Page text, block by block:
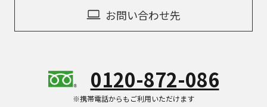
お問い合わせ先
0120-872-086
※携帯電話からもご利用いただけます